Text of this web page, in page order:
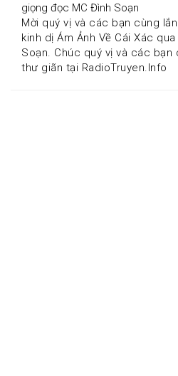
giọng đọc MC Đình Soạn
Mời quý vị và các bạn cùng
kinh dị Ám Ảnh Về Cái Xác
Soạn. Chúc quý vị và các
thư giãn tại RadioTruyen.Info